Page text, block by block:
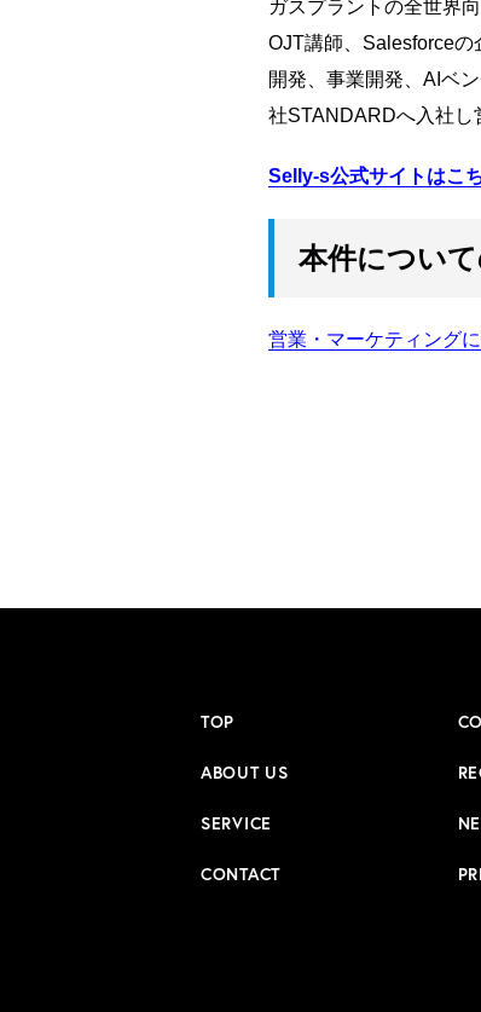
ガスプラントの全世界
OJT講師、Salesforce
開発、事業開発、AIベ
社STANDARDへ入社し
Selly-s公式サイトはこ
本件につい
営業・マーケティング
TOP
ABOUT US
SERVICE
CONTACT